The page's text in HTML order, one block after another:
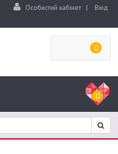
Особистий кабінет | Вхід
0
0